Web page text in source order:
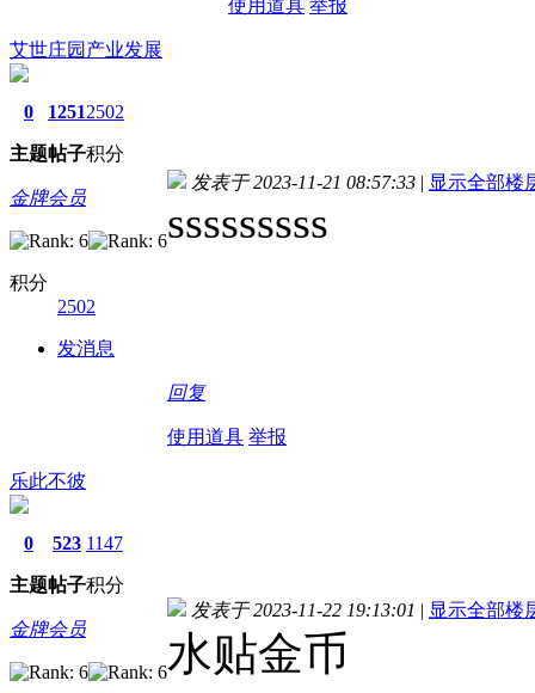
使用道具 举报
艾世庄园产业发展
0
主题
1251
帖子
2502
积分
金牌会员
积分
2502
发消息
发表于 2023-11-21 08:57:33 | 显示全部楼
sssssssss
回复
使用道具 举报
乐此不彼
0
主题
523
帖子
1147
积分
金牌会员
发表于 2023-11-22 19:13:01 | 显示全部楼
水贴金币